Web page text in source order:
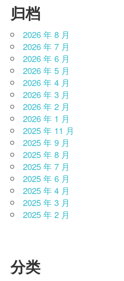
归档
2026 年 8 月
2026 年 7 月
2026 年 6 月
2026 年 5 月
2026 年 4 月
2026 年 3 月
2026 年 2 月
2026 年 1 月
2025 年 11 月
2025 年 9 月
2025 年 8 月
2025 年 7 月
2025 年 6 月
2025 年 4 月
2025 年 3 月
2025 年 2 月
分类